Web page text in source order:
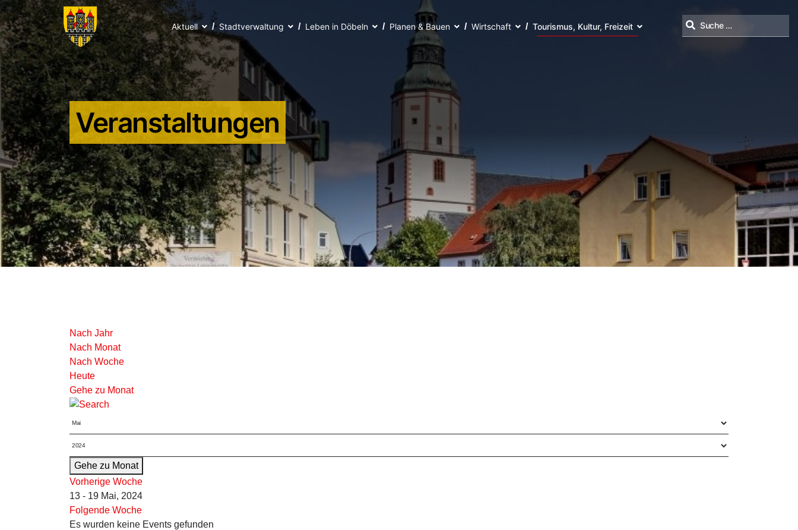
Aktuell Stadtverwaltung Leben in Döbeln Planen & Bauen Wirtschaft Tourismus, Kultur, Freizeit
Veranstaltungen
Nach Jahr
Nach Monat
Nach Woche
Heute
Gehe zu Monat
Gehe zu Monat
Vorherige Woche
13 - 19 Mai, 2024
Folgende Woche
Es wurden keine Events gefunden